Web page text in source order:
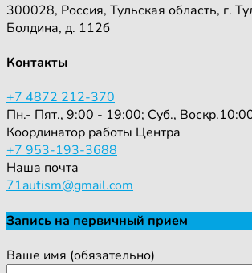
300028, Россия, Тульская область, г.
Болдина, д. 112б
Контакты
+7 4872 212-370
Пн.- Пят., 9:00 - 19:00; Суб.,
Координатор работы Центра
+7 953-193-3688
Наша почта
71autism@gmail.com
Запись на первичный прием
Ваше имя (обязательно)